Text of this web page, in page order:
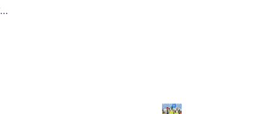
vਮੋਗਾ ਦੀ ਇਤਿਹਾਸਕ ਰੈਲੀ ਨੇ ਨਸ਼ਿਆਂ ਵਿਰੁੱਧ ਪੰਜਾਬ ਦੀ 'ਜੰਗ' ਦੇ ਦੂਜੇ ਪੜਾਅ ਦੀ ਕੀਤੀ ਸ਼ੁਰੂਆਤ, ਆਪਣੀਆਂ 'ਸਿਆਸੀ ਦੁਕਾਨਾਂ' ਬੰਦ ਹੋਣ ਦੇ ਡਰੋਂ ਵਿਰੋਧੀ ਧਿਰਾਂ ਘਬਰਾਈਆਂ: ਕੁਲਦੀਪ ਸਿੰਘ ਧਾਲੀਵਾਲ